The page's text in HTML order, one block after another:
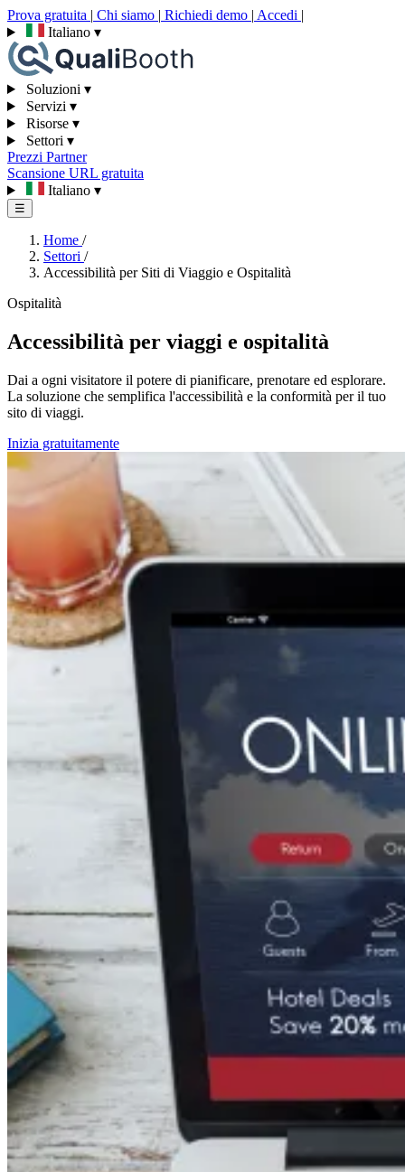
Prova gratuita | Chi siamo | Richiedi demo | Accedi |
Italiano ▾
Soluzioni ▾
Servizi ▾
Risorse ▾
Settori ▾
Prezzi Partner
Scansione URL gratuita
Italiano ▾
☰
Home /
Settori /
Accessibilità per Siti di Viaggio e Ospitalità
Ospitalità
Accessibilità per viaggi e ospitalità
Dai a ogni visitatore il potere di pianificare, prenotare ed esplorare.
La soluzione che semplifica l'accessibilità e la conformità per il tuo
sito di viaggi.
Inizia gratuitamente